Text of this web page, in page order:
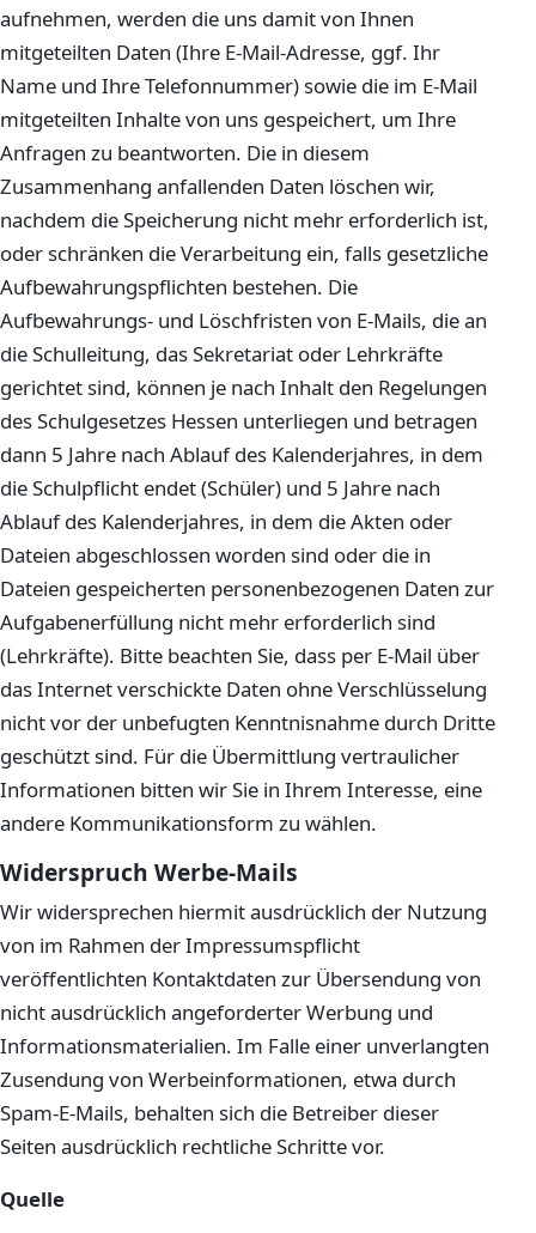
aufnehmen, werden die uns damit von Ihnen
mitgeteilten Daten (Ihre E-Mail-Adresse, ggf. Ihr
Name und Ihre Telefonnummer) sowie die im E-Mail
mitgeteilten Inhalte von uns gespeichert, um Ihre
Anfragen zu beantworten. Die in diesem
Zusammenhang anfallenden Daten löschen wir,
nachdem die Speicherung nicht mehr erforderlich ist,
oder schränken die Verarbeitung ein, falls gesetzliche
Aufbewahrungspflichten bestehen. Die
Aufbewahrungs- und Löschfristen von E-Mails, die an
die Schulleitung, das Sekretariat oder Lehrkräfte
gerichtet sind, können je nach Inhalt den Regelungen
des Schulgesetzes Hessen unterliegen und betragen
dann 5 Jahre nach Ablauf des Kalenderjahres, in dem
die Schulpflicht endet (Schüler) und 5 Jahre nach
Ablauf des Kalenderjahres, in dem die Akten oder
Dateien abgeschlossen worden sind oder die in
Dateien gespeicherten personenbezogenen Daten zur
Aufgabenerfüllung nicht mehr erforderlich sind
(Lehrkräfte). Bitte beachten Sie, dass per E-Mail über
das Internet verschickte Daten ohne Verschlüsselung
nicht vor der unbefugten Kenntnisnahme durch Dritte
geschützt sind. Für die Übermittlung vertraulicher
Informationen bitten wir Sie in Ihrem Interesse, eine
andere Kommunikationsform zu wählen.
Widerspruch Werbe-Mails
Wir widersprechen hiermit ausdrücklich der Nutzung
von im Rahmen der Impressumspflicht
veröffentlichten Kontaktdaten zur Übersendung von
nicht ausdrücklich angeforderter Werbung und
Informationsmaterialien. Im Falle einer unverlangten
Zusendung von Werbeinformationen, etwa durch
Spam-E-Mails, behalten sich die Betreiber dieser
Seiten ausdrücklich rechtliche Schritte vor.
Quelle